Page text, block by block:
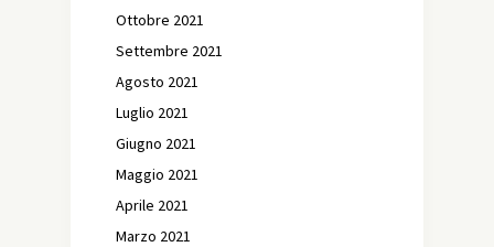
Ottobre 2021
Settembre 2021
Agosto 2021
Luglio 2021
Giugno 2021
Maggio 2021
Aprile 2021
Marzo 2021